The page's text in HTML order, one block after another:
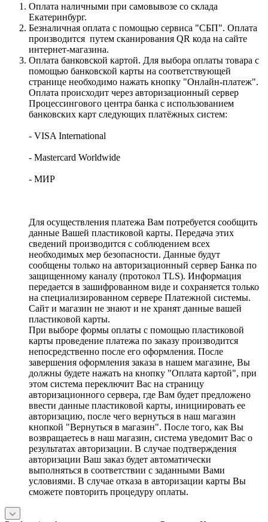
Оплата наличными при самовывозе со склада
Екатеринбург.
Безналичная оплата с помощью сервиса "СБП". Оплата
производится путем сканирования QR кода на сайте
интернет-магазина.
Оплата банковской картой. Для выбора оплаты товара с
помощью банковской карты на соответствующей
странице необходимо нажать кнопку "Онлайн-платеж".
Оплата происходит через авторизационный сервер
Процессингового центра банка с использованием
банковских карт следующих платёжных систем:
- VISA International
- Mastercard Worldwide
- МИР
Для осуществления платежа Вам потребуется сообщить
данные Вашей пластиковой карты. Передача этих
сведений производится с соблюдением всех
необходимых мер безопасности. Данные будут
сообщены только на авторизационный сервер Банка по
защищенному каналу (протокол TLS). Информация
передается в зашифрованном виде и сохраняется только
на специализированном сервере Платежной системы.
Сайт и магазин не знают и не хранят данные вашей
пластиковой карты.
При выборе формы оплаты с помощью пластиковой
карты проведение платежа по заказу производится
непосредственно после его оформления. После
завершения оформления заказа в нашем магазине, Вы
должны будете нажать на кнопку "Оплата картой", при
этом система переключит Вас на страницу
авторизационного сервера, где Вам будет предложено
ввести данные пластиковой карты, инициировать ее
авторизацию, после чего вернуться в наш магазин
кнопкой "Вернуться в магазин". После того, как Вы
возвращаетесь в наш магазин, система уведомит Вас о
результатах авторизации. В случае подтверждения
авторизации Ваш заказ будет автоматически
выполняться в соответствии с заданными Вами
условиями. В случае отказа в авторизации карты Вы
сможете повторить процедуру оплаты.